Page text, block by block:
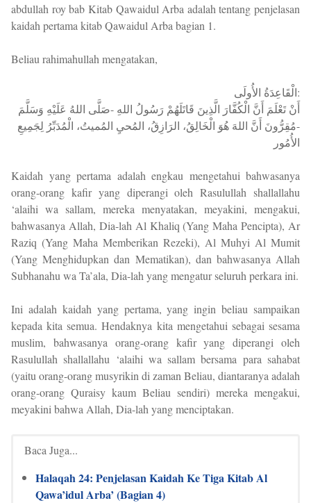
abdullah roy bab Kitab Qawaidul Arba adalah tentang penjelasan
kaidah pertama kitab Qawaidul Arba bagian 1.
Beliau rahimahullah mengatakan,
الْقَاعِدَةُ الأُولَى:
أَنْ تَعْلَمَ أَنَّ الْكُفَّارَ الَّذِينَ قَاتَلَهُمْ رَسُولُ اللهِ -صَلَّى اللهُ عَلَيْهِ وَسَلَّمَ
-مُقِرُّونَ أَنَّ اللهَ هُوَ الْخَالِقُ، الرَازِقُ، المُحيِ المُميتُ، الْمُدَبِّرُ لِجَمِيعِ
الأُمُور
Kaidah yang pertama adalah engkau mengetahui bahwasanya
orang-orang kafir yang diperangi oleh Rasulullah shallallahu
‘alaihi wa sallam, mereka menyatakan, meyakini, mengakui,
bahwasanya Allah, Dia-lah Al Khaliq (Yang Maha Pencipta), Ar
Raziq (Yang Maha Memberikan Rezeki), Al Muhyi Al Mumit
(Yang Menghidupkan dan Mematikan), dan bahwasanya Allah
Subhanahu wa Ta’ala, Dia-lah yang mengatur seluruh perkara ini.
Ini adalah kaidah yang pertama, yang ingin beliau sampaikan
kepada kita semua. Hendaknya kita mengetahui sebagai sesama
muslim, bahwasanya orang-orang kafir yang diperangi oleh
Rasulullah shallallahu ‘alaihi wa sallam bersama para sahabat
(yaitu orang-orang musyrikin di zaman Beliau, diantaranya adalah
orang-orang Quraisy kaum Beliau sendiri) mereka mengakui,
meyakini bahwa Allah, Dia-lah yang menciptakan.
Baca Juga...
Halaqah 24: Penjelasan Kaidah Ke Tiga Kitab Al
Qawa’idul Arba’ (Bagian 4)